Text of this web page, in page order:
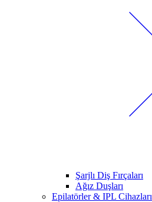
Şarjlı Diş Fırçaları
Ağız Duşları
Epilatörler & IPL Cihazları